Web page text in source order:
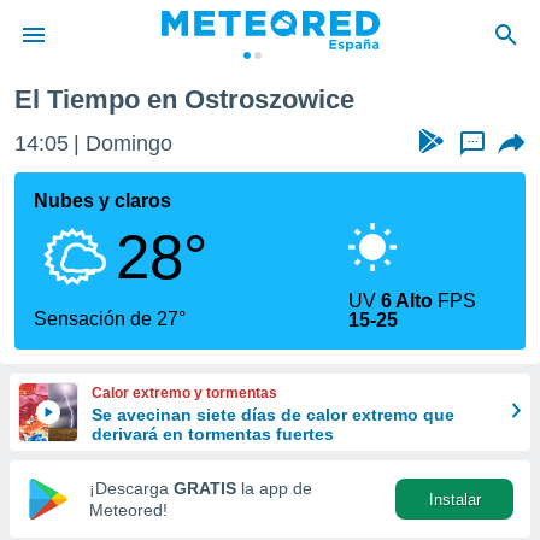
de
por
que se
calidad.
a este
las
y
forma
digital
basada
El Tiempo en Ostroszowice
14:05 Domingo ...
Nubes y claros
28°
Sensación de 27°
UV6 Alto FPS
15-25
Calor extremo y tormentas
Se avecinan siete días de calor extremo que
derivará en tormentas fuertes
¡Descarga GRATIS la app de
Meteored!
Instalar